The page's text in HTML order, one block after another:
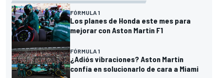
FÓRMULA 1
Los planes de Honda este mes para
mejorar con Aston Martin F1
FÓRMULA 1
¿Adiós vibraciones? Aston Martin
confía en solucionarlo de cara a Miami